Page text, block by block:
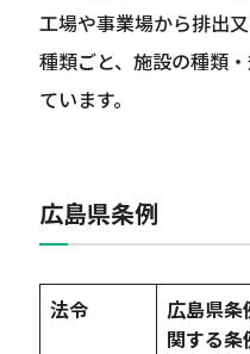
工場や事業場から排出
種類ごと、施設の種類
ています。
広島県条例
法令
広島県
関する条